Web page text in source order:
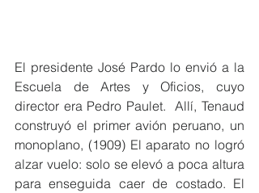
El presidente José Pardo lo envió a la
Escuela de Artes y Oficios, cuyo
director era Pedro Paulet.  Allí, Tenaud
construyó el primer avión peruano, un
monoplano, (1909) El aparato no logró
alzar vuelo: solo se elevó a poca altura
para enseguida caer de costado. El